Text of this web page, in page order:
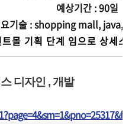
예상기간 : 90일
기술 : shopping mall, java,
몰 기획 단계 임으로 상세
디자인 , 개발